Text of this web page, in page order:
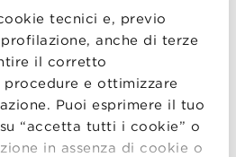
tecnici e, previo
anche di terze
il corretto
e ottimizzare
Puoi esprimere il tuo
“accetta tutti i cookie” o
in assenza di cookie o